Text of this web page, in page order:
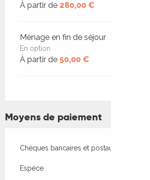
À partir de 280,00 €
Ménage en fin de séjour
En option
À partir de 50,00 €
Moyens de paiement
Chèques bancaires et postaux
Espèce